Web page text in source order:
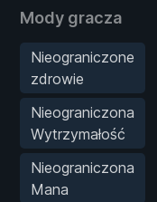
Mody gracza
Nieograniczone
zdrowie
Nieograniczona
Wytrzymałość
Nieograniczona
Mana